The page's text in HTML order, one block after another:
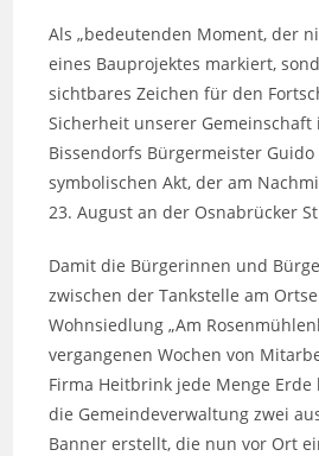
Als „bedeutenden Moment, der
eines Bauprojektes markiert,
sichtbares Zeichen für den
Sicherheit unserer Gemeinschaft
Bissendorfs Bürgermeister
symbolischen Akt, der am
23. August an der Osnabrücker
Damit die Bürgerinnen und
zwischen der Tankstelle am
Wohnsiedlung „Am
vergangenen Wochen von
Firma Heitbrink jede Menge
die Gemeindeverwaltung zwei
Banner erstellt, die nun vor Ort